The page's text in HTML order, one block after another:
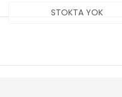
STOKTA YOK